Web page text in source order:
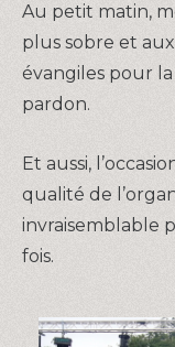
Au petit matin,
plus sobre et
évangiles pour
pardon.
Et aussi,
qualité de
invraisemblable
fois.